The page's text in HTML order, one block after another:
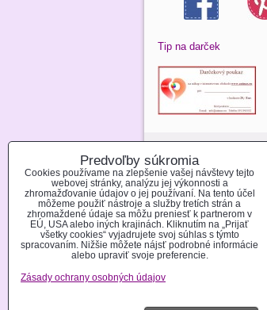
Tip na darček
O NAKUPOVANÍ:
REGISTROVAŤ SA
AKO NAKUPOVAŤ
MOŽNOSTI PLATBY
MOŽNOSTI DOPRAVY
POŠTOVÉ NÁKLADY
OBCHODNÉ
REKLAMAČNÝ
Predvoľby súkromia
Cookies používame na zlepšenie vašej návštevy tejto
webovej stránky, analýzu jej výkonnosti a
zhromažďovanie údajov o jej používaní. Na tento účel
môžeme použiť nástroje a služby tretích strán a
zhromaždené údaje sa môžu preniesť k partnerom v
EÚ, USA alebo iných krajinách. Kliknutím na „Prijať
všetky cookies“ vyjadrujete svoj súhlas s týmto
spracovaním. Nižšie môžete nájsť podrobné informácie
alebo upraviť svoje preferencie.
Zásady ochrany osobných údajov